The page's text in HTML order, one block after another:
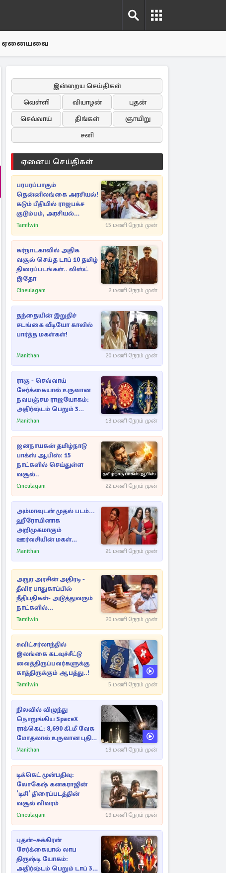
ஏனையவை
இன்றைய செய்திகள்
வெள்ளி
வியாழன்
புதன்
செவ்வாய்
திங்கள்
ஞாயிறு
சனி
ஏனைய செய்திகள்
பரபரப்பாகும்
தென்னிலங்கை அரசியல்!
கடும் பீதியில் ராஜபக்ச
குடும்பம், அரசியல்
நட்புகள்
Tamilwin 15 மணி நேரம் முன்
கர்நாடகாவில் அதிக
வசூல் செய்த டாப் 10 தமிழ்
திரைப்படங்கள்.. லிஸ்ட்
இதோ
Cineulagam 2 மணி நேரம் முன்
தந்தையின் இறுதிச்
சடங்கை வீடியோ காலில்
பார்த்த மகள்கள்!
Manithan 20 மணி நேரம் முன்
ராகு - செவ்வாய்
சேர்க்கையால் உருவான
நவபஞ்சம ராஜயோகம்:
அதிர்ஷ்டம் பெறும் 3
ராசிகள்!
Manithan 13 மணி நேரம் முன்
ஜனநாயகன் தமிழ்நாடு
பாக்ஸ் ஆபிஸ்: 15
நாட்களில் செய்துள்ள
வசூல்..
Cineulagam 22 மணி நேரம் முன்
அம்மாவுடன் முதல் படம்...
ஹீரோயினாக
அறிமுகமாகும்
ஊர்வசியின் மகள்
தேஜலட்சுமி!
Manithan 21 மணி நேரம் முன்
அநுர அரசின் அதிரடி -
தீவிர பாதுகாப்பில்
நீதிபதிகள்- அடுத்துவரும்
நாட்களில்
அம்பலமாகவுள்ள ரகசியம்
Tamilwin 20 மணி நேரம் முன்
சுவிட்சர்லாந்தில்
இலங்கை கடவுச்சீட்டு
வைத்திருப்பவர்களுக்கு
காத்திருக்கும் ஆபத்து..!
Tamilwin 5 மணி நேரம் முன்
நிலவில் விழுந்து
நொறுங்கிய SpaceX
ராக்கெட்: 8,690 கி.மீ வேக
மோதலால் உருவான புதிய
பள்ளம்!
Manithan 19 மணி நேரம் முன்
டிக்கெட் முன்பதிவு:
லோகேஷ் கனகராஜின்
'டிசி' திரைப்படத்தின்
வசூல் விவரம்
Cineulagam 19 மணி நேரம் முன்
புதன்–சுக்கிரன்
சேர்க்கையால் லாப
திருஷ்டி யோகம்:
அதிர்ஷ்டம் பெறும் டாப் 3